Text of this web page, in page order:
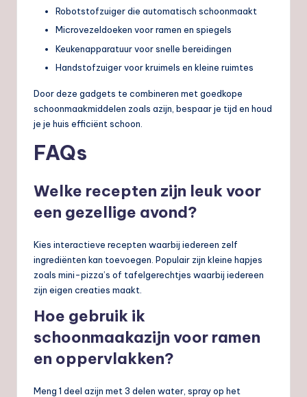
Robotstofzuiger die automatisch schoonmaakt
Microvezeldoeken voor ramen en spiegels
Keukenapparatuur voor snelle bereidingen
Handstofzuiger voor kruimels en kleine ruimtes
Door deze gadgets te combineren met goedkope
schoonmaakmiddelen zoals azijn, bespaar je tijd en houd
je je huis efficiënt schoon.
FAQs
Welke recepten zijn leuk voor
een gezellige avond?
Kies interactieve recepten waarbij iedereen zelf
ingrediënten kan toevoegen. Populair zijn kleine hapjes
zoals mini-pizza’s of tafelgerechtjes waarbij iedereen
zijn eigen creaties maakt.
Hoe gebruik ik
schoonmaakazijn voor ramen
en oppervlakken?
Meng 1 deel azijn met 3 delen water, spray op het